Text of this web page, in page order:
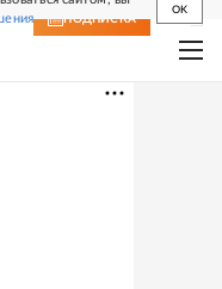
OK
ПОДПИСКА